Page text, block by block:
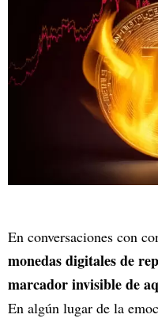
En conversaciones con
monedas digitales de
marcador invisible de
En algún lugar de la